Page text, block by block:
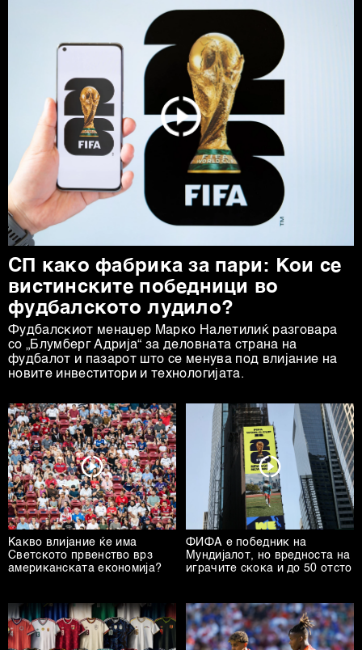
СП како фабрика за пари: Кои се
вистинските победници во
фудбалското лудило?
Фудбалскиот менаџер Марко Налетилиќ разговара
со „Блумберг Адрија“ за деловната страна на
фудбалот и пазарот што се менува под влијание на
новите инвеститори и технологијата.
Какво влијание ќе има
Светското првенство врз
американската економија?
ФИФА е победник на
Мундијалот, но вредноста на
играчите скока и до 50 отсто